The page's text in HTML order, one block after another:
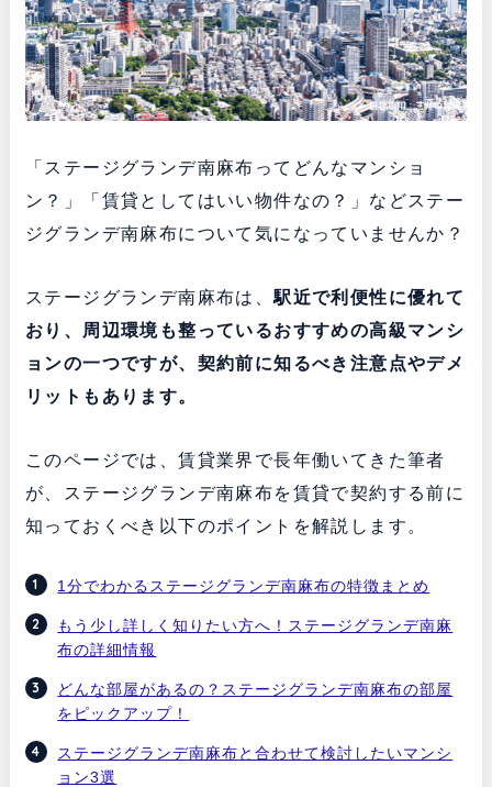
「ステージグランデ南麻布ってどんなマンショ
ン？」「賃貸としてはいい物件なの？」などステー
ジグランデ南麻布について気になっていませんか？
ステージグランデ南麻布は、駅近で利便性に優れて
おり、周辺環境も整っているおすすめの高級マンシ
ョンの一つですが、契約前に知るべき注意点やデメ
リットもあります。
このページでは、賃貸業界で長年働いてきた筆者
が、ステージグランデ南麻布を賃貸で契約する前に
知っておくべき以下のポイントを解説します。
1分でわかるステージグランデ南麻布の特徴まとめ
もう少し詳しく知りたい方へ！ステージグランデ南麻
布の詳細情報
どんな部屋があるの？ステージグランデ南麻布の部屋
をピックアップ！
ステージグランデ南麻布と合わせて検討したいマンシ
ョン3選